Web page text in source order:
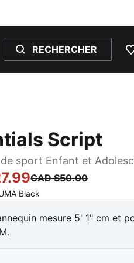
RECHERCHER
Script
sport Enfant et
CAD $50.00
Black
mesure 5' 1" cm et